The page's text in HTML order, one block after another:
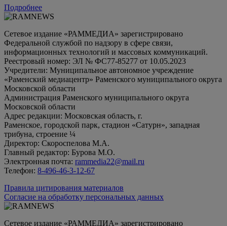
Подробнее
Сетевое издание «РАММЕДИА» зарегистрировано
Федеральной службой по надзору в сфере связи,
информационных технологий и массовых коммуникаций.
Реестровый номер: ЭЛ № ФС77-85277 от 10.05.2023
Учредители: Муниципальное автономное учреждение
«Раменский медиацентр» Раменского муниципального округа
Московской области
Администрация Раменского муниципального округа
Московской области
Адрес редакции: Московская область, г.
Раменское, городской парк, стадион «Сатурн», западная
трибуна, строение ¼
Директор: Скороспелова М.А.
Главный редактор: Бурова М.О.
Электронная почта: rammedia22@mail.ru
Телефон: 8-496-46-3-12-67
Правила цитирования материалов
Согласие на обработку персональных данных
Сетевое издание «РАММЕДИА» зарегистрировано